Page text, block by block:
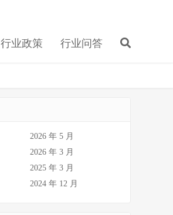
行业政策 行业问答
2026 年 5 月
2026 年 3 月
2025 年 3 月
2024 年 12 月